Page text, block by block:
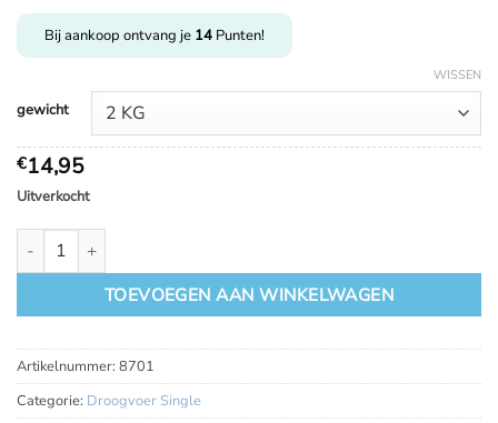
66,50
Bij aankoop ontvang je 14 Punten!
gewicht
WISSEN
€14,95
Uitverkocht
Farm Food classic HE aantal
TOEVOEGEN AAN WINKELWAGEN
Artikelnummer: 8701
Categorie: Droogvoer Single